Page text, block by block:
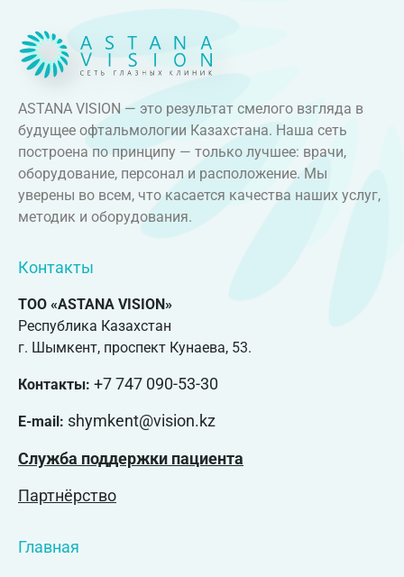
ASTANA VISION — это результат смелого взгляда в
будущее офтальмологии Казахстана. Наша сеть
построена по принципу — только лучшее: врачи,
оборудование, персонал и расположение. Мы
уверены во всем, что касается качества наших услуг,
методик и оборудования.
Контакты
ТОО «ASTANA VISION»
Республика Казахстан
г. Шымкент, проспект Кунаева, 53.
Контакты: +7 747 090-53-30
E-mail: shymkent@vision.kz
Служба поддержки пациента
Партнёрство
Главная